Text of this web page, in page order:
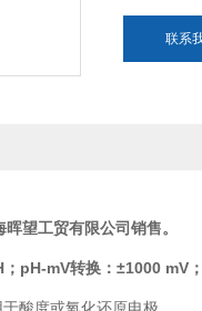
联系
晖望工贸有限公司销售。
pH-mV转换 ：±1000 mV